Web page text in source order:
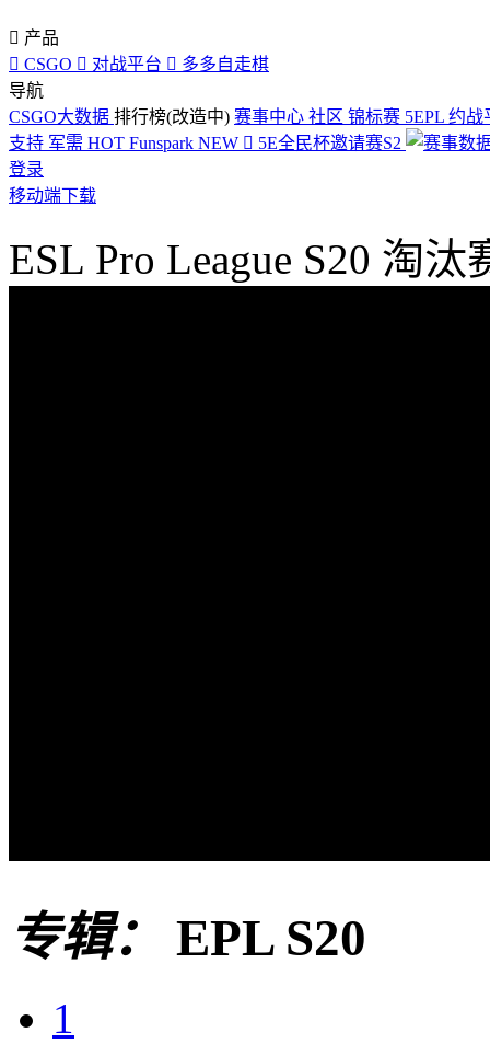
 产品
 CSGO  对战平台  多多自走棋
导航
CSGO大数据 排行榜(改造中) 赛事中心 社区 锦标赛 5EPL 约战
支持 军需 HOT Funspark NEW  5E全民杯邀请赛S2
登录
移动端下载
ESL Pro League S20 淘
专辑： EPL S20
1